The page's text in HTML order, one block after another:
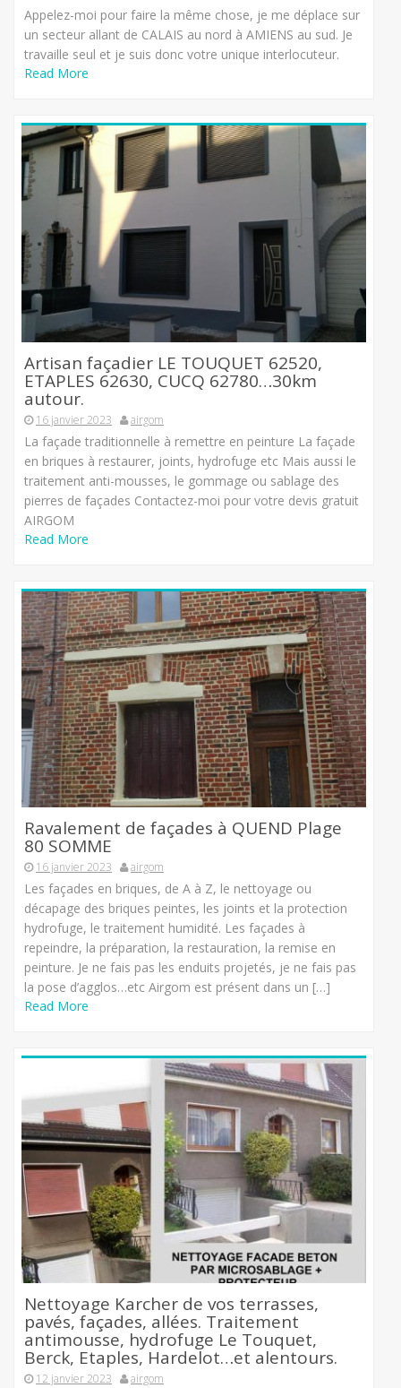
Appelez-moi pour faire la même chose, je me déplace sur
un secteur allant de CALAIS au nord à AMIENS au sud. Je
travaille seul et je suis donc votre unique interlocuteur.
Read More
Artisan façadier LE TOUQUET 62520,
ETAPLES 62630, CUCQ 62780…30km
autour.
16 janvier 2023 airgom
La façade traditionnelle à remettre en peinture La façade
en briques à restaurer, joints, hydrofuge etc Mais aussi le
traitement anti-mousses, le gommage ou sablage des
pierres de façades Contactez-moi pour votre devis gratuit
AIRGOM
Read More
Ravalement de façades à QUEND Plage
80 SOMME
16 janvier 2023 airgom
Les façades en briques, de A à Z, le nettoyage ou
décapage des briques peintes, les joints et la protection
hydrofuge, le traitement humidité. Les façades à
repeindre, la préparation, la restauration, la remise en
peinture. Je ne fais pas les enduits projetés, je ne fais pas
la pose d’agglos…etc Airgom est présent dans un […]
Read More
Nettoyage Karcher de vos terrasses,
pavés, façades, allées. Traitement
antimousse, hydrofuge Le Touquet,
Berck, Etaples, Hardelot…et alentours.
12 janvier 2023 airgom